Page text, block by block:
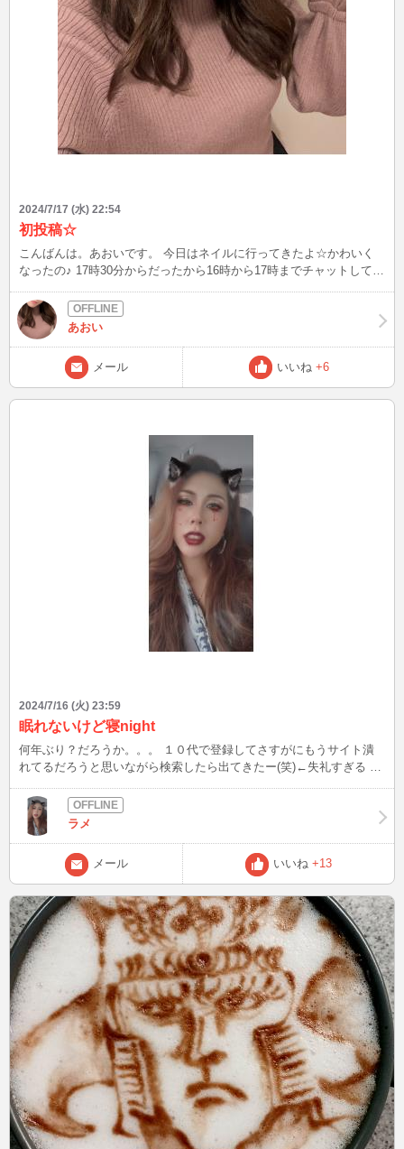
2024/7/17 (水) 22:54
初投稿☆
こんばんは。あおいです。 今日はネイルに行ってきたよ☆かわいく
なったの♪ 17時30分からだったから16時から17時までチャットしてた
ップくれたみんな、ありがとう！
あおい
メール いいね +6
2024/7/16 (火) 23:59
眠れないけど寝night
何年ぶり？だろうか。。。 １０代で登録してさすがにもうサイト潰
れてるだろうと思いながら検索したら出てきたー(笑)←失礼すぎる 久
分からなくてとりあえずブログまでは辿り着けた♡ 浦島太郎状態 あ
れ以来PCもないまま過ごしてます 買おうかなとか言ってて買ったら
ここに来ちゃうかもしれないからダメダメ(笑) よし寝る！ 昔お話した
ことある人はもう居ないかね？ 居たらいいね押してね(笑)
ラメ
メール いいね +13